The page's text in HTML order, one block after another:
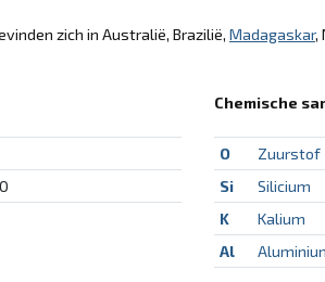
zich in Australië, Brazilië, Madagaskar,
Chemische
O Zuurstof
Si
Silicium
K
Kalium
Al